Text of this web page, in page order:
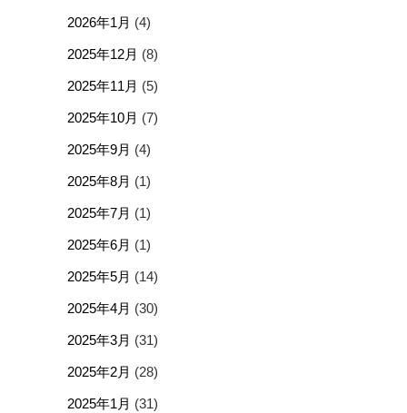
2026年1月 (4)
2025年12月 (8)
2025年11月 (5)
2025年10月 (7)
2025年9月 (4)
2025年8月 (1)
2025年7月 (1)
2025年6月 (1)
2025年5月 (14)
2025年4月 (30)
2025年3月 (31)
2025年2月 (28)
2025年1月 (31)